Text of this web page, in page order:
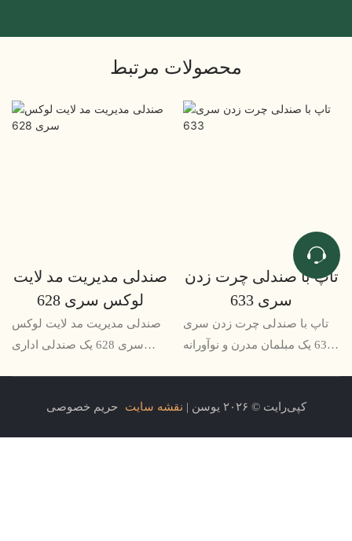
محصولات مرتبط
صندلی مدیریت مد لایت
لوکس سری 628
صندلی مدیریت مد لایت لوکس
سری 628 یک صندلی اداری
است. این صندلی دارای ساختار
تاپ با صندلی چرت زدن
سری 633
تاپ با صندلی چرت زدن سری
633 یک مبلمان مدرن و نوآورانه
مخملی و طراحی شیک خود،
کپی‌رایت © ۲۰۲۶ یوسن | نقشه سایت حریم خصوصی